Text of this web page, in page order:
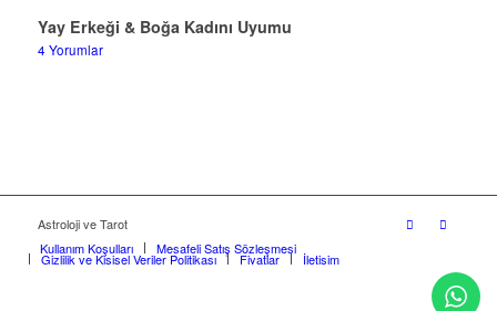
Yay Erkeği & Boğa Kadını Uyumu
4 Yorumlar
Astroloji ve Tarot
Kullanım Koşulları
Mesafeli Satış Sözleşmesi
Gizlilik ve Kişisel Veriler Politikası Fiyatlar İletişim